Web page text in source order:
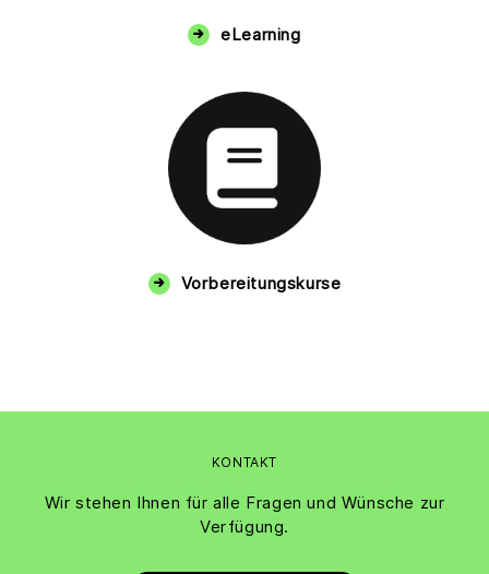
eLearning
Vorbereitungskurse
KONTAKT
Wir stehen Ihnen für alle Fragen und Wünsche zur
Verfügung.